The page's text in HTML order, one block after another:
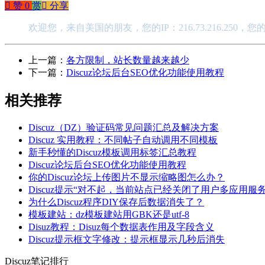
󰄼 赞 0 赏󰄯 分享
欢迎您，来自美国的朋友，您的IP：216.73.216.250，您
上一篇： 各方限制，站长数量越来越少
下一篇： Discuz论坛后台SEO优化功能使用教程
相关推荐
Discuz（DZ）验证码常见问题汇总及解决方案
Discuz 实用教程：不同帖子自动调用不同模板
新手秒懂的Discuz模板调用标签汇总教程
Discuz论坛后台SEO优化功能使用教程
你的Discuz论坛上传图片不显示缩略图怎么办？
Discuz提示“对不起，当前站点已经关闭了用户多应用服
为什么Discuz程序DIY保存后数据消失了？
模板建站：dz模板建站用GBK还是utf-8
Disuz教程：Disuz每个数据表作用及字段含义
Discuz提示框文字修改：提示框显示几秒后消失
Discuz笔记排行